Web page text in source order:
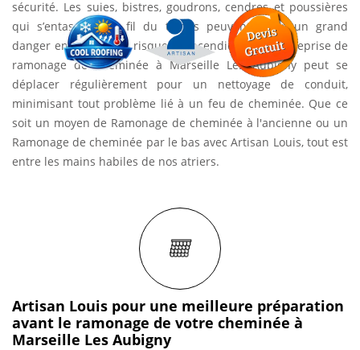
sécurité. Les suies, bistres, goudrons, cendres et poussières
qui s’entassent au fil du temps peuvent créer un grand
danger en élevant les risques d'incendie. Notre Entreprise de
ramonage de cheminée à Marseille Les Aubigny peut se
déplacer régulièrement pour un nettoyage de conduit,
minimisant tout problème lié à un feu de cheminée. Que ce
soit un moyen de Ramonage de cheminée à l'ancienne ou un
Ramonage de cheminée par le bas avec Artisan Louis, tout est
entre les mains habiles de nos atriers.
Artisan Louis pour une meilleure préparation
avant le ramonage de votre cheminée à
Marseille Les Aubigny